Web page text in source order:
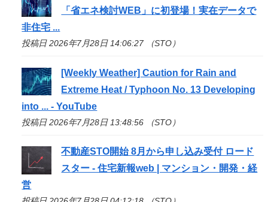
「省エネ検討WEB」に初登場！実在データで
非住宅 ...
投稿日 2026年7月28日 14:06:27 （STO）
[Weekly Weather] Caution for Rain and
Extreme Heat / Typhoon No. 13 Developing
into ... - YouTube
投稿日 2026年7月28日 13:48:56 （STO）
不動産STO開始 8月から申し込み受付 ロード
スター - 住宅新報web | マンション・開発・経
営